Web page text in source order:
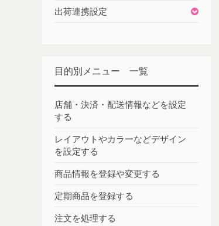
出荷連携設定
目的別メニュー 一覧
店舗・決済・配送情報などを設定
する
レイアウトやカラーなどデザイン
を設定する
商品情報を登録や変更する
定期商品を登録する
注文を処理する